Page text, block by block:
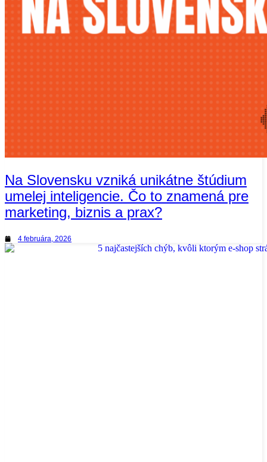
Na Slovensku vzniká unikátne štúdium
umelej inteligencie. Čo to znamená pre
marketing, biznis a prax?
4 februára, 2026